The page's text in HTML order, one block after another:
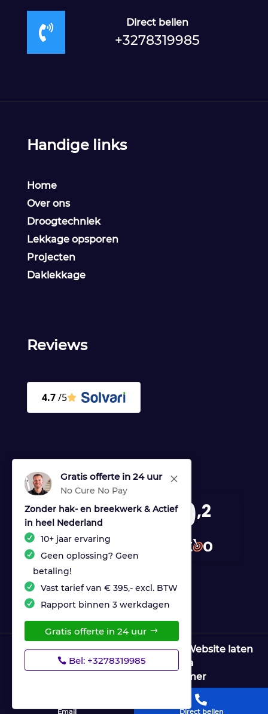

Direct bellen
+3278319985
M
Gratis offerte in 24 uur
No Cure No Pay
Zonder hak- en breekwerk & Actief
in heel Nederland
10+ jaar ervaring
Geen oplossing? Geen
betaling!
Vast tarief van € 395,- excl. BTW
Rapport binnen 3 werkdagen
Gratis offerte in 24 uur
Bel: +3278319985
Handige links
Home
Over ons
Droogtechniek
Lekkage opsporen
Projecten
Daklekkage
Reviews
9,2
provided by
© Copyright Ultrices Lekdetectie |
Website laten
maken door Flexamedia
Disclaimer
Email

Direct bellen